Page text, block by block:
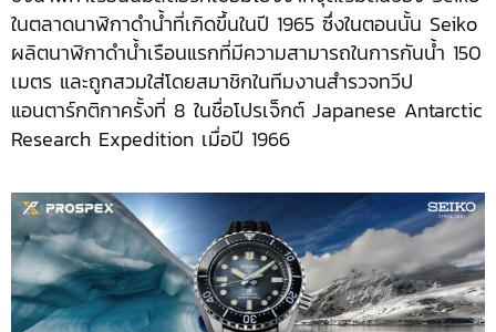
ในตลาดนาฬิกาดำน้ำที่เกิดขึ้นในปี 1965 ซึ่งในตอนนั้น Seiko
ผลิตนาฬิกาดำน้ำเรือนแรกที่มีความสามารถในการกันน้ำ 150
เมตร และถูกสวมใส่โดยสมาชิกในทีมงานสำรวจทวีป
แอนตาร์กติกาครั้งที่ 8 ในชื่อโปรเจ็กต์ Japanese Antarctic
Research Expedition เมื่อปี 1966